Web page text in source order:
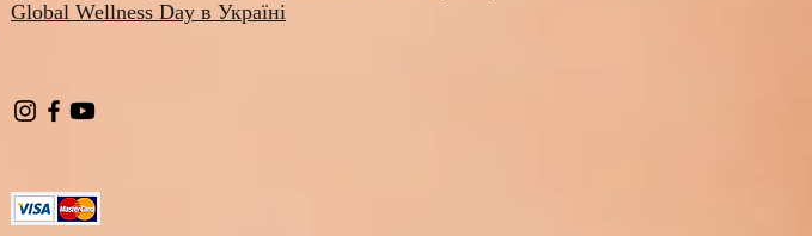
Global Wellness Day в Україні